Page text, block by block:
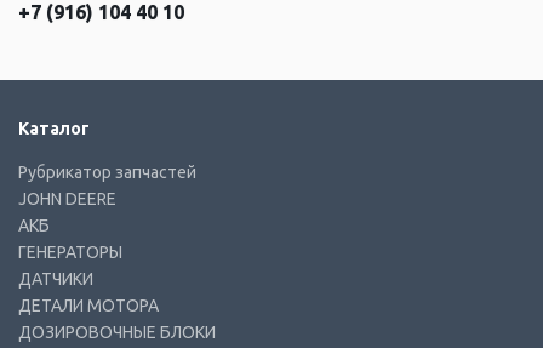
+7 (916) 104 40 10
Каталог
Рубрикатор запчастей
JOHN DEERE
АКБ
ГЕНЕРАТОРЫ
ДАТЧИКИ
ДЕТАЛИ МОТОРА
ДОЗИРОВОЧНЫЕ БЛОКИ